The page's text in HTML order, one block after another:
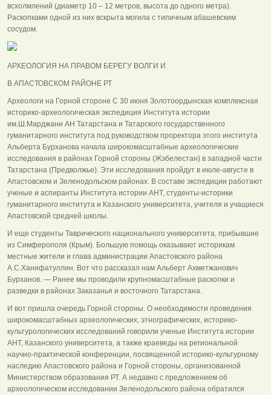
всхолмлений (диаметр 10 – 12 метров, высота до одного метра).
Раскопками одной из них вскрыта могила с типичным абашевским
сосудом.
АРХЕОЛОГИЯ НА ПРАВОМ БЕРЕГУ ВОЛГИ И
В АПАСТОВСКОМ РАЙОНЕ РТ
Археологи на Горной стороне С 30 июня Золотоордынская комплексная
историко-археологическая экспедиция Института истории
им.Ш.Марджани АН Татарстана и Татарского государственного
гуманитарного института под руководством проректора этого института
Альберта Бурханова начала широкомасштабные археологические
исследования в районах Горной стороны (Жэбелестан) в западной части
Татарстана (Предволжье). Эти исследования пройдут в июле-августе в
Апастовском и Зеленодольском районах. В составе экспедиции работают
ученые и аспиранты Института истории АНТ, студенты-историки
гуманитарного института и Казанского университета, учителя и учащиеся
Апастовской средней школы.
И еще студенты Таврического национального университета, прибывшие
из Симферополя (Крым). Большую помощь оказывают историкам
местные жители и глава администрации Апастовского района
А.С.Ханифатуллин. Вот что рассказал нам Альберт Ахметжанович
Бурханов. — Ранее мы проводили крупномасштабные раскопки и
разведки в районах Заказанья и восточного Татарстана.
И вот пришла очередь Горной стороны. О необходимости проведения
широкомасштабных археологических, этнографических, историко-
культурологических исследований говорили ученые Института истории
АНТ, Казанского университета, а также краеведы на региональной
научно-практической конференции, посвященной историко-культурному
наследию Апастовского района и Горной стороны, организованной
Министерством образования РТ. А недавно с предложением об
археологическом исследовании Зеленодольского района обратился